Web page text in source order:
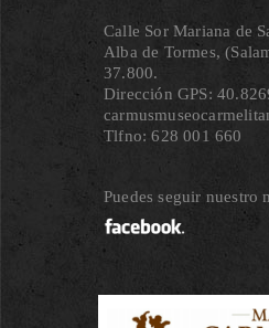
Calle Sor Mariana de
Alba de Tormes,
37.800.
Dirección GPS:
Tlfno: 628 001 660
Puedes seguir nuestro